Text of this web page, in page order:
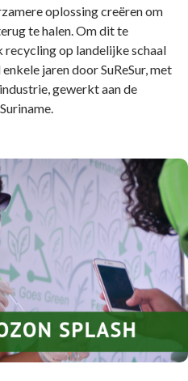
oplossing creëren om
te halen. Om dit te
op landelijke schaal
jaren door SuReSur, met
gewerkt aan de